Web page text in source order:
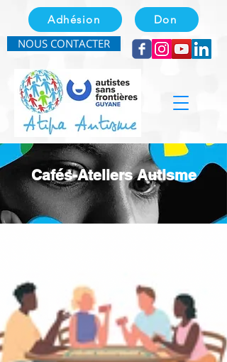
Adhésion Don
NOUS CONTACTER
Cafés-Ateliers Autisme